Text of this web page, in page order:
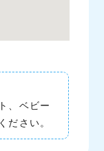
、ベビー
ださい。